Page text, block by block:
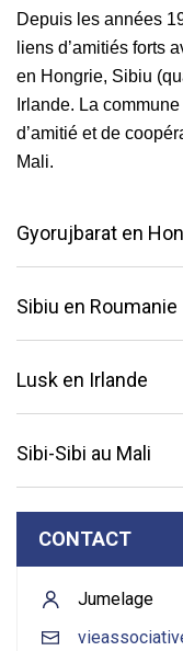
Depuis les années
liens d’amitiés forts
en Hongrie, Sibiu
Irlande. La
d’amitié et de
Mali.
Gyorujbarat en
Sibiu en Roumanie
Lusk en Irlande
Sibi-Sibi au Mali
CONTACT
Jumelage